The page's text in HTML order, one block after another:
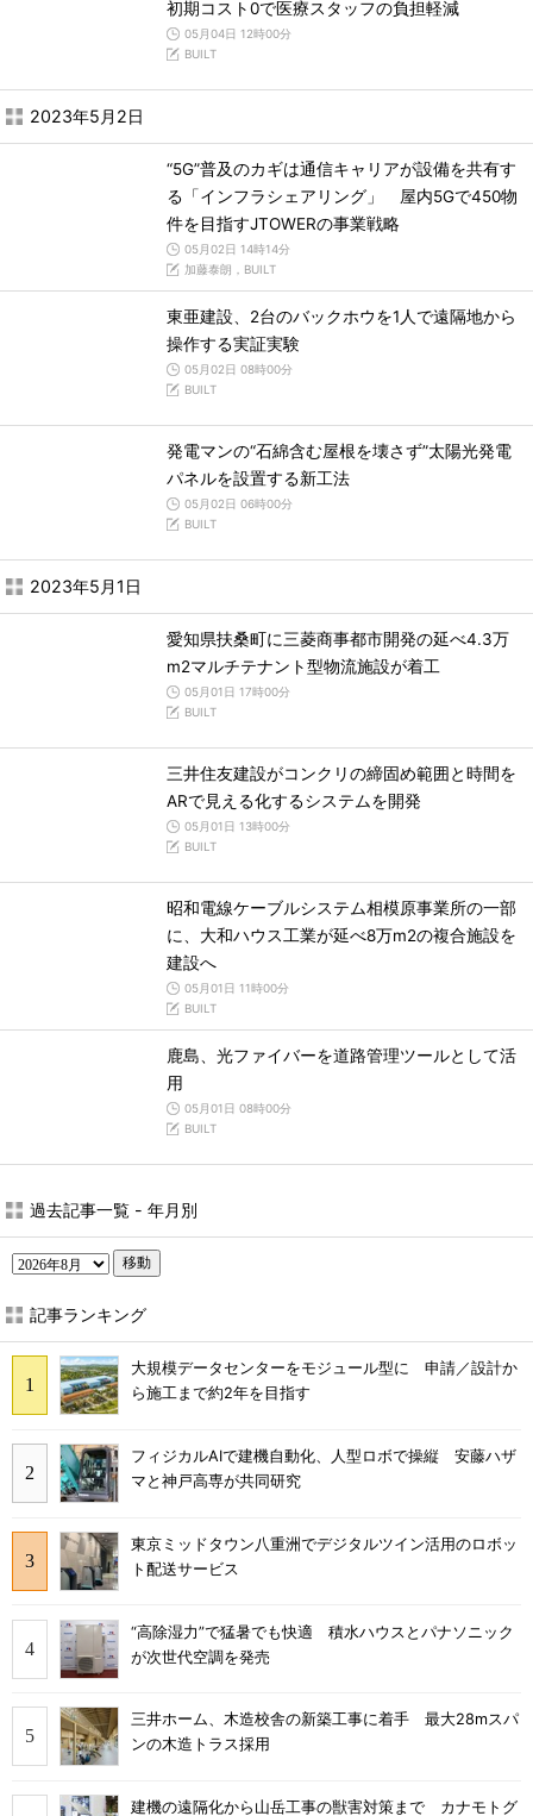
初期コスト0で医療スタッフの負担軽減
05月04日 12時00分
BUILT
2023年5月2日
“5G”普及のカギは通信キャリアが設備を共有す
る「インフラシェアリング」 屋内5Gで450物
件を目指すJTOWERの事業戦略
05月02日 14時14分
加藤泰朗，BUILT
東亜建設、2台のバックホウを1人で遠隔地から
操作する実証実験
05月02日 08時00分
BUILT
発電マンの“石綿含む屋根を壊さず”太陽光発電
パネルを設置する新工法
05月02日 06時00分
BUILT
2023年5月1日
愛知県扶桑町に三菱商事都市開発の延べ4.3万
m2マルチテナント型物流施設が着工
05月01日 17時00分
BUILT
三井住友建設がコンクリの締固め範囲と時間を
ARで見える化するシステムを開発
05月01日 13時00分
BUILT
昭和電線ケーブルシステム相模原事業所の一部
に、大和ハウス工業が延べ8万m2の複合施設を
建設へ
05月01日 11時00分
BUILT
鹿島、光ファイバーを道路管理ツールとして活
用
05月01日 08時00分
BUILT
過去記事一覧 - 年月別
移動
記事ランキング
大規模データセンターをモジュール型に 申請／設計か
ら施工まで約2年を目指す
フィジカルAIで建機自動化、人型ロボで操縦 安藤ハザ
マと神戸高専が共同研究
東京ミッドタウン八重洲でデジタルツイン活用のロボッ
ト配送サービス
“高除湿力”で猛暑でも快適 積水ハウスとパナソニック
が次世代空調を発売
三井ホーム、木造校舎の新築工事に着手 最大28mスパ
ンの木造トラス採用
建機の遠隔化から山岳工事の獣害対策まで カナモトグ